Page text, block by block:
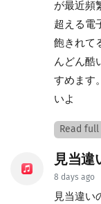
が最近頻
超える電
飽きれて
んどん酷
すめます
いよ
Read full
見当違
8 days ago
見当違い